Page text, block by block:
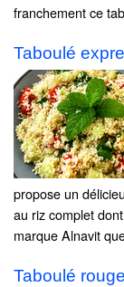
franchement ce
Taboulé
propose un
au riz complet
marque Alnavit
Taboulé